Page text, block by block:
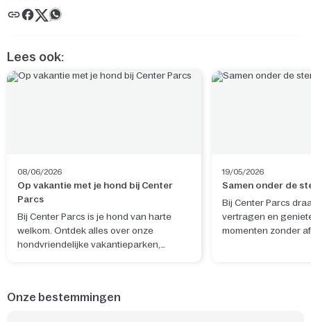
Lees ook:
08/06/2026
Op vakantie met je hond bij Center
Parcs
Bij Center Parcs is je hond van harte
welkom. Ontdek alles over onze
hondvriendelijke vakantieparken,
19/05/2026
Samen onder de
Bij Center Parcs
vertragen en
momenten zonder
Onze bestemmingen